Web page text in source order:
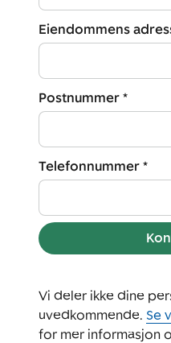
Eiendommens
Postnummer *
Telefonnummer *
Vi deler ikke dine
uvedkommende. Se
for mer informasjon